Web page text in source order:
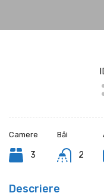
Camere
3
Băi
2
Descriere